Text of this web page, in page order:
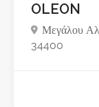
OLEON
Μεγάλου
34400